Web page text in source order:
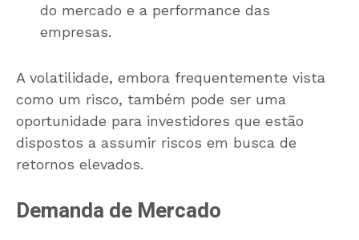
do mercado e a performance das
empresas.
A volatilidade, embora frequentemente vista
como um risco, também pode ser uma
oportunidade para investidores que estão
dispostos a assumir riscos em busca de
retornos elevados.
Demanda de Mercado